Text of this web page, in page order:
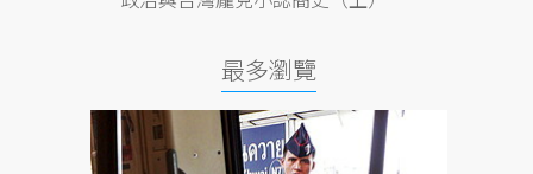
最多瀏覽